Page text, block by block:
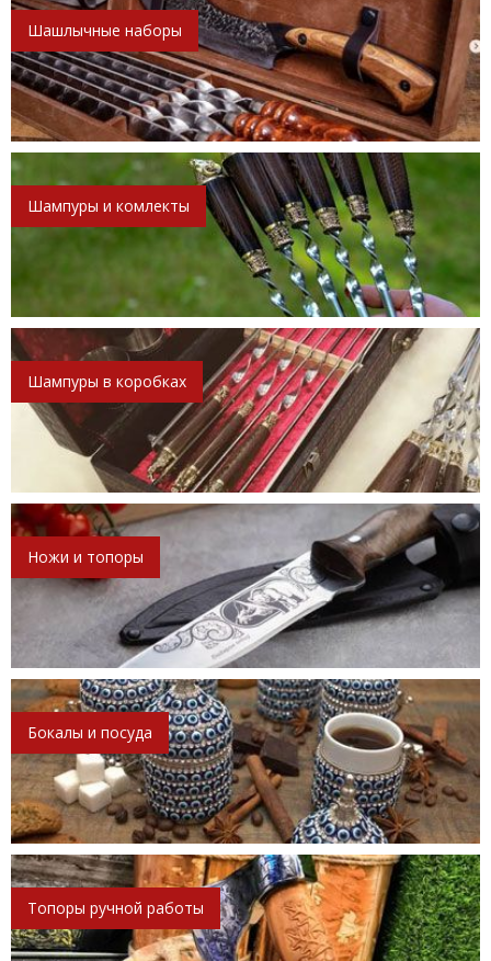
Шашлычные наборы
Шампуры и комлекты
Шампуры в коробках
Ножи и топоры
Бокалы и посуда
Топоры ручной работы